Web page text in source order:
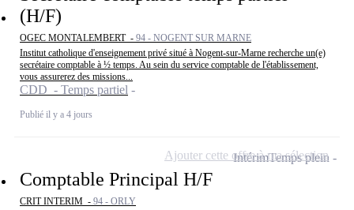
(H/F)
OGEC MONTALEMBERT - 94 - NOGENT SUR MARNE
Institut catholique d'enseignement privé situé à Nogent-sur-Marne recherche un(e)
secrétaire comptable à ½ temps. Au sein du service comptable de l'établissement,
vous assurerez des missions...
CDD - Temps partiel
Publié il y a 4 jours
Comptable Principal H/F
CRIT INTERIM - 94 - ORLY
IntérimTemps plein
Ajouter cette offre à ma sélection